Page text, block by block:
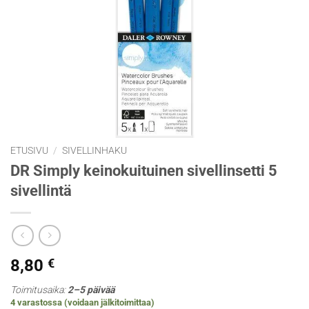
ETUSIVU / SIVELLINHAKU
DR Simply keinokuituinen sivellinsetti 5
sivellintä
8,80 €
Toimitusaika:2–5 päivää
4 varastossa (voidaan jälkitoimittaa)